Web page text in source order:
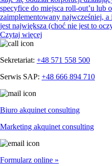
specyfice do miejsca roll-out’u lub
zaimplementowany najwcześniej,
jest największa (choć nie jest to
Czytaj więcej
Sekretariat: +48 571 558 500
Serwis SAP: +48 666 894 710
Biuro akquinet consulting
Marketing akquinet consulting
Formularz online »